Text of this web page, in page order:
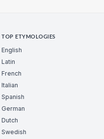
TOP ETYMOLOGIES
English
Latin
French
Italian
Spanish
German
Dutch
Swedish